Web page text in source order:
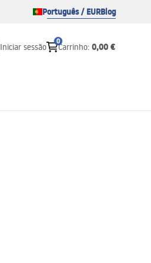
Português / EURBlog
Iniciar sessão
0
Carrinho: 0,00 €